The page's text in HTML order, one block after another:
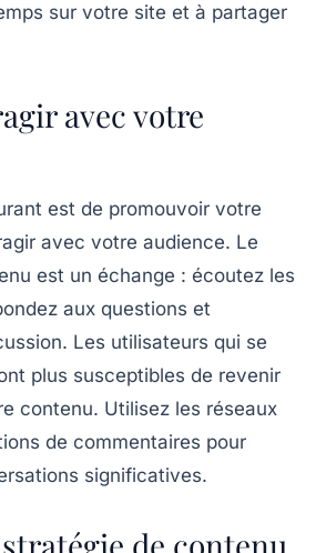
sur votre site et à partager
avec votre
est de promouvoir votre
avec votre audience. Le
est un échange : écoutez les
aux questions et
Les utilisateurs qui se
plus susceptibles de revenir
contenu. Utilisez les réseaux
de commentaires pour
significatives.